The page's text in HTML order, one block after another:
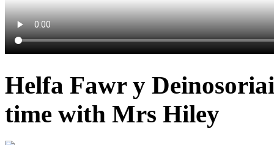
Helfa Fawr y
time with Mrs Hiley